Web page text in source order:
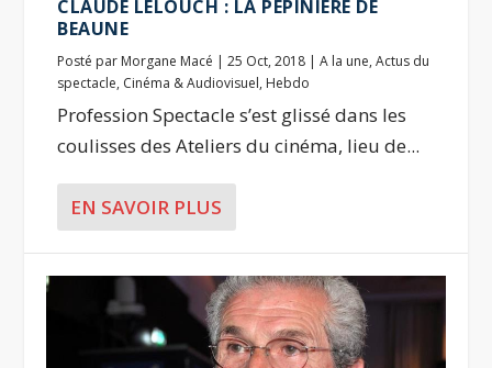
CLAUDE LELOUCH : LA PÉPINIÈRE DE
BEAUNE
Posté par Morgane Macé |25 Oct, 2018 |A la une,Actus du
spectacle, Cinéma & Audiovisuel, Hebdo
Profession Spectacle s’est glissé dans les
coulisses des Ateliers du cinéma, lieu de...
EN SAVOIR PLUS